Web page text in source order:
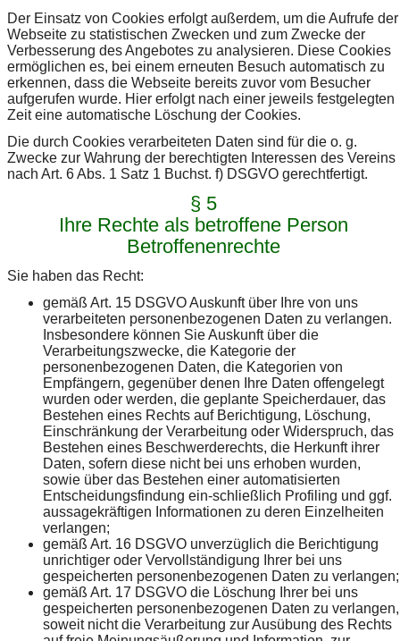
Der Einsatz von Cookies erfolgt außerdem, um die Aufrufe der
Webseite zu statistischen Zwecken und zum Zwecke der
Verbesserung des Angebotes zu analysieren. Diese Cookies
ermöglichen es, bei einem erneuten Besuch automatisch zu
erkennen, dass die Webseite bereits zuvor vom Besucher
aufgerufen wurde. Hier erfolgt nach einer jeweils festgelegten
Zeit eine automatische Löschung der Cookies.
Die durch Cookies verarbeiteten Daten sind für die o. g.
Zwecke zur Wahrung der berechtigten Interessen des Vereins
nach Art. 6 Abs. 1 Satz 1 Buchst. f) DSGVO gerechtfertigt.
§ 5
Ihre Rechte als betroffene Person
Betroffenenrechte
Sie haben das Recht:
gemäß Art. 15 DSGVO Auskunft über Ihre von uns
verarbeiteten personenbezogenen Daten zu verlangen.
Insbesondere können Sie Auskunft über die
Verarbeitungszwecke, die Kategorie der
personenbezogenen Daten, die Kategorien von
Empfängern, gegenüber denen Ihre Daten offengelegt
wurden oder werden, die geplante Speicherdauer, das
Bestehen eines Rechts auf Berichtigung, Löschung,
Einschränkung der Verarbeitung oder Widerspruch, das
Bestehen eines Beschwerderechts, die Herkunft ihrer
Daten, sofern diese nicht bei uns erhoben wurden,
sowie über das Bestehen einer automatisierten
Entscheidungsfindung ein-schließlich Profiling und ggf.
aussagekräftigen Informationen zu deren Einzelheiten
verlangen;
gemäß Art. 16 DSGVO unverzüglich die Berichtigung
unrichtiger oder Vervollständigung Ihrer bei uns
gespeicherten personenbezogenen Daten zu verlangen;
gemäß Art. 17 DSGVO die Löschung Ihrer bei uns
gespeicherten personenbezogenen Daten zu verlangen,
soweit nicht die Verarbeitung zur Ausübung des Rechts